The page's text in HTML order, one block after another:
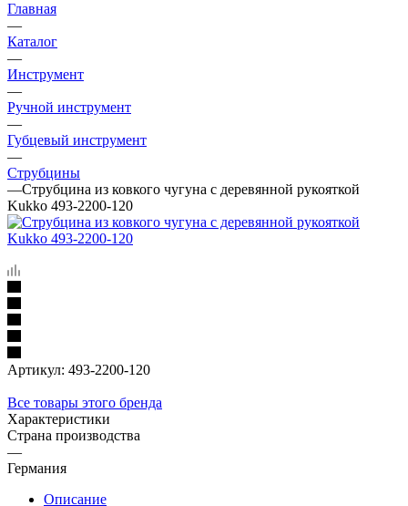
Главная
—
Каталог
—
Инструмент
—
Ручной инструмент
—
Губцевый инструмент
—
Струбцины
—Струбцина из ковкого чугуна с деревянной рукояткой
Kukko 493-2200-120
Артикул: 493-2200-120
Все товары этого бренда
Характеристики
Страна производства
—
Германия
Описание